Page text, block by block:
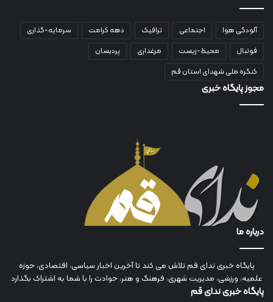
آلودگی هوا اجتماعی ترافیک دهه کرامت
سرمایه-گذاری
فوتبال
محیط-زیست مرغداری
پردیسان
کنگره ملی شهدای استان قم
مجوز پایگاه خبری
درباره ما
پایگاه خبری ندای قم تلاش می کند تا آخرین اخبار سیاسی، اقتصادی، حوزه
علمیه، ورزشی، مدیریت شهری، فرهنگ و هنر، حوادث را با شما به اشتراک بگذارد
پایگاه خبری ندای قم